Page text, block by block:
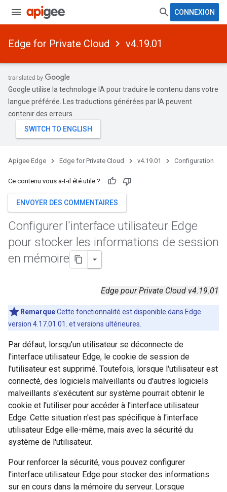
CONNEXION
Edge for Private Cloud v4.19.01
Google utilise la technologie IA pour traduire le contenu dans votre
langue préférée. Les traductions générées par IA peuvent
contenir des erreurs.
Apigee Edge Edge for Private Cloud v4.19.01 Configuration
Ce contenu vous a-t-il été utile ?
ENVOYER DES COMMENTAIRES
Configurer l'interface utilisateur Edge
pour stocker les informations de session
en mémoire
Edge pour Private Cloud v4.19.01
Remarque:Cette fonctionnalité est disponible dans Edge
version 4.17.01.01. et versions ultérieures.
Par défaut, lorsqu'un utilisateur se déconnecte de
l'interface utilisateur Edge, le cookie de session de
l'utilisateur est supprimé. Toutefois, lorsque l'utilisateur est
connecté, des logiciels malveillants ou d'autres logiciels
malveillants s'exécutent sur système pourrait obtenir le
cookie et l'utiliser pour accéder à l'interface utilisateur
Edge. Cette situation n'est pas spécifique à l'interface
utilisateur Edge elle-même, mais avec la sécurité du
système de l'utilisateur.
Pour renforcer la sécurité, vous pouvez configurer
l'interface utilisateur Edge pour stocker des informations
sur en cours dans la mémoire du serveur. Lorsque